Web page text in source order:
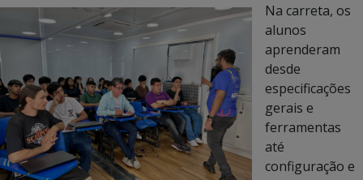
Na carreta, os
alunos
aprenderam
desde
especificações
gerais e
ferramentas
até
configuração e